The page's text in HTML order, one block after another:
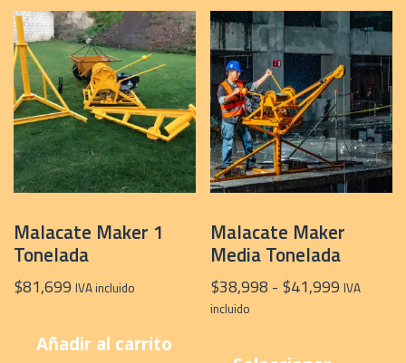
Malacate Maker 1
Tonelada
$81,699 IVA incluido
Añadir al carrito
Malacate Maker
Media Tonelada
$38,998 - $41,999Rango
IVA
incluido